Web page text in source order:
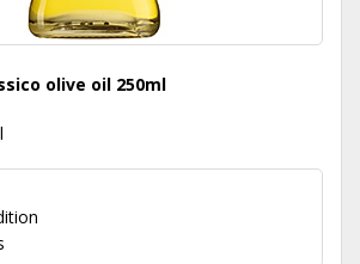
olive oil 250ml